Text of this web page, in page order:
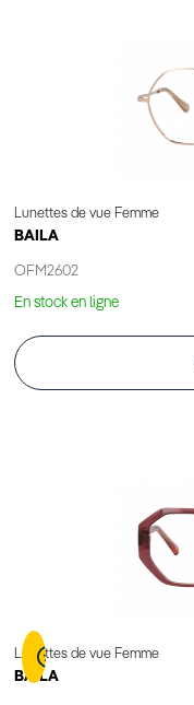
Lunettes de vue Femme
BAILA
OFM2602
En stock en ligne
Lunettes de vue Femme
BAILA